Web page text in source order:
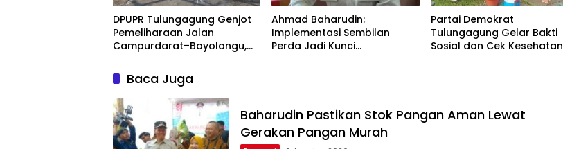
DPUPR Tulungagung Genjot
Pemeliharaan Jalan
Campurdarat–Boyolangu,
Diperbaiki
Ahmad Baharudin:
Implementasi Sembilan
Perda Jadi Kunci
Partai Demokrat
Tulungagung Gelar Bakti
Sosial dan Cek Kesehatan
Baca Juga
Baharudin Pastikan Stok Pangan Aman Lewat
Gerakan Pangan Murah